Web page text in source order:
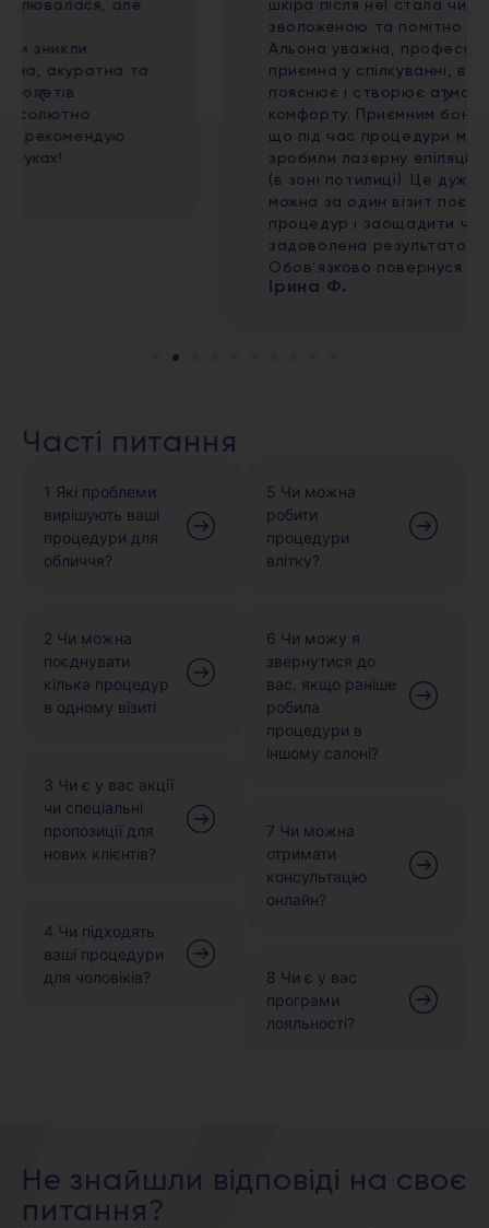
шкіра після неї стала чистою, свіжою,
зволоженою та помітно більш доглянутою.
Альона уважна, професійна та дуже
приємна у спілкуванні, все детально
пояснює і створює атмосферу повного
комфорту. Приємним бонусом стало те,
що під час процедури мені одночасно
зробили лазерну епіляцію волосся на шиї
(в зоні потилиці). Це дуже зручно, адже
можна за один візит поєднати кілька
процедур і заощадити час. Дуже
задоволена результатом і сервісом!
Обов’язково повернуся ще
Часті питання
1 Які проблеми
вирішують ваші
процедури для
обличчя?
2 Чи можна
поєднувати
кілька процедур
в одному візиті
3 Чи є у вас акції
чи спеціальні
пропозиції для
нових клієнтів?
4 Чи підходять
ваші процедури
для чоловіків?
5 Чи можна
робити
процедури
влітку?
6 Чи можу я
звернутися до
вас, якщо раніше
робила
процедури в
іншому салоні?
7 Чи можна
отримати
консультацію
онлайн?
8 Чи є у вас
програми
лояльності?
Не знайшли відповіді на своє
питання?